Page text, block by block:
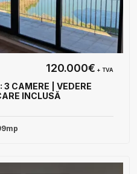
3 CAMERE | VEDERE
INCLUSĂ
120.000€ + TVA